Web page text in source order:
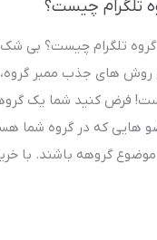
تلگرام چیست؟
تلگرام چیست؟ بی شک
روش های جذب ممبر
فرض کنید شما یک
هایی که در گروه شما
گروهه باشند. با